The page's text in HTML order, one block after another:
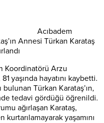
Acıbadem
Annesi Türkan Karataş
Koordinatörü Arzu
yaşında hayatını kaybetti.
Türkan Karataş’ın,
tedavi gördüğü öğrenildi.
ağırlaşan Karataş,
yaşamını